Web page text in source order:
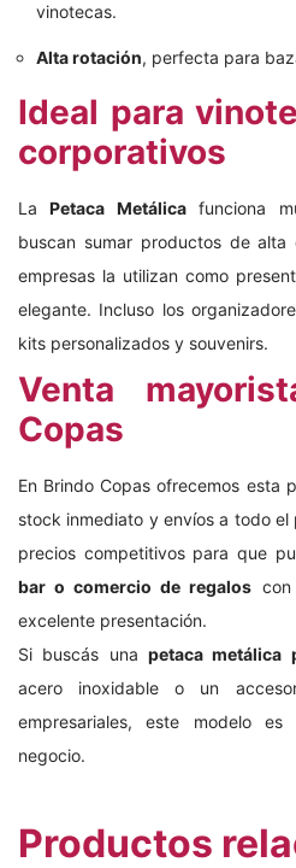
vinotecas.
Alta rotación, perfecta para
Ideal para
corporativos
LaPetaca Metálicafunciona
buscan sumar productos de alta
empresas la utilizan como
elegante. Incluso los
kits personalizados y souvenirs.
Venta
Copas
En Brindo Copas ofrecemos esta
stock inmediato y envíos a todo el
precios competitivos para que
bar o comercio de regalos
excelente presentación.
Si buscás una petaca metálica
acero inoxidable o un
empresariales, este modelo
negocio.
Productos